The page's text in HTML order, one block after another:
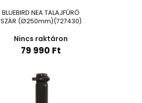
BLUEBIRD NEA TALAJFÚRÓ
SZÁR (Ø250mm)(727430)
Nincs raktáron
79 990 Ft